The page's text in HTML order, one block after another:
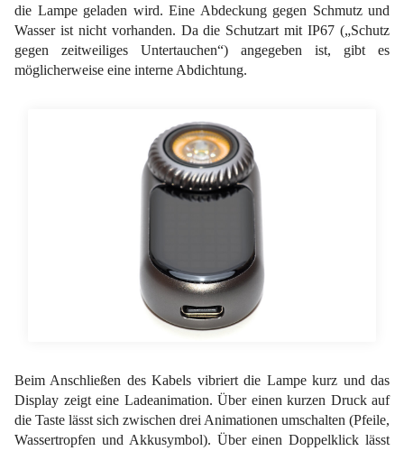
die Lampe geladen wird. Eine Abdeckung gegen Schmutz und
Wasser ist nicht vorhanden. Da die Schutzart mit IP67 („Schutz
gegen zeitweiliges Untertauchen“) angegeben ist, gibt es
möglicherweise eine interne Abdichtung.
Beim Anschließen des Kabels vibriert die Lampe kurz und das
Display zeigt eine Ladeanimation. Über einen kurzen Druck auf
die Taste lässt sich zwischen drei Animationen umschalten (Pfeile,
Wassertropfen und Akkusymbol). Über einen Doppelklick lässt